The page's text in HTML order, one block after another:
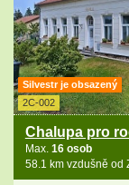
Silvestr je obsazený
2C-002
Chalupa pro
Max. 16 osob
58.1 km vzdušně od